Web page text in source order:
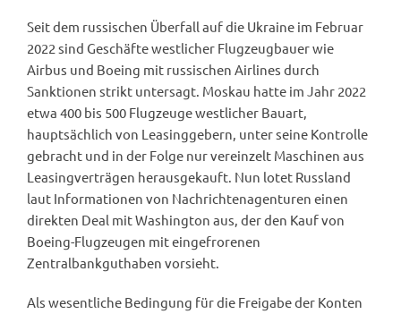
Seit dem russischen Überfall auf die Ukraine im Februar
2022 sind Geschäfte westlicher Flugzeugbauer wie
Airbus und Boeing mit russischen Airlines durch
Sanktionen strikt untersagt. Moskau hatte im Jahr 2022
etwa 400 bis 500 Flugzeuge westlicher Bauart,
hauptsächlich von Leasinggebern, unter seine Kontrolle
gebracht und in der Folge nur vereinzelt Maschinen aus
Leasingverträgen herausgekauft. Nun lotet Russland
laut Informationen von Nachrichtenagenturen einen
direkten Deal mit Washington aus, der den Kauf von
Boeing-Flugzeugen mit eingefrorenen
Zentralbankguthaben vorsieht.
Als wesentliche Bedingung für die Freigabe der Konten